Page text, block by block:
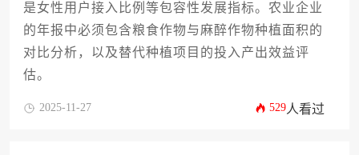
是女性用户接入比例等包容性发展指标。农业企业
的年报中必须包含粮食作物与麻醉作物种植面积的
对比分析，以及替代种植项目的投入产出效益评
估。
2025-11-27 529人看过